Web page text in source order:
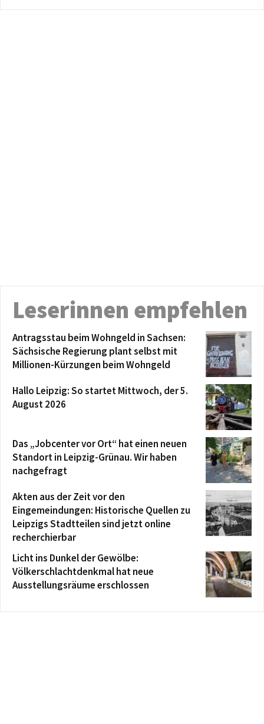
Leserinnen empfehlen
Antragsstau beim Wohngeld in Sachsen:
Sächsische Regierung plant selbst mit
Millionen-Kürzungen beim Wohngeld
Hallo Leipzig: So startet Mittwoch, der 5.
August 2026
Das „Jobcenter vor Ort“ hat einen neuen
Standort in Leipzig-Grünau. Wir haben
nachgefragt
Akten aus der Zeit vor den
Eingemeindungen: Historische Quellen zu
Leipzigs Stadtteilen sind jetzt online
recherchierbar
Licht ins Dunkel der Gewölbe:
Völkerschlachtdenkmal hat neue
Ausstellungsräume erschlossen